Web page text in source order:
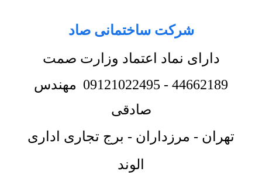
شرکت ساختمانی صاد
دارای نماد اعتماد وزارت صمت
44662189
-
09121022495 مهندس
صادقی
تهران - مرزداران - برج تجاری اداری
الوند